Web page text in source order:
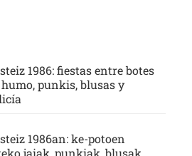
1986: fiestas entre botes
punkis, blusas y
1986an: ke-potoen
jaiak, punkiak, blusak